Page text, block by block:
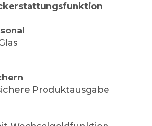
Produktausgabe